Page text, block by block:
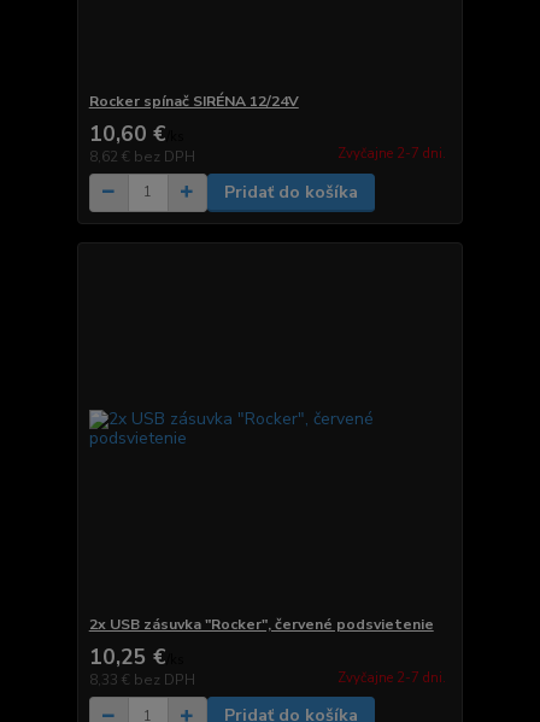
Rocker spínač SIRÉNA 12/24V
10,60 €
8,62 € bez DPH Zvyčajne 2-7 dni.
Pridať do košíka
2x USB zásuvka "Rocker", červené podsvietenie
10,25 €
8,33 € bez DPH Zvyčajne 2-7 dni.
Pridať do košíka